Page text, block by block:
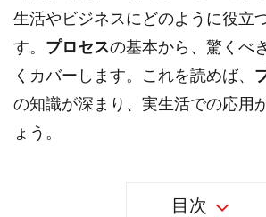
生活やビジネスにどのように役立
す。 プロセスの基本から、驚くべ
くカバーします。これを読めば、
の知識が深まり、実生活での応用
ょう。
目次